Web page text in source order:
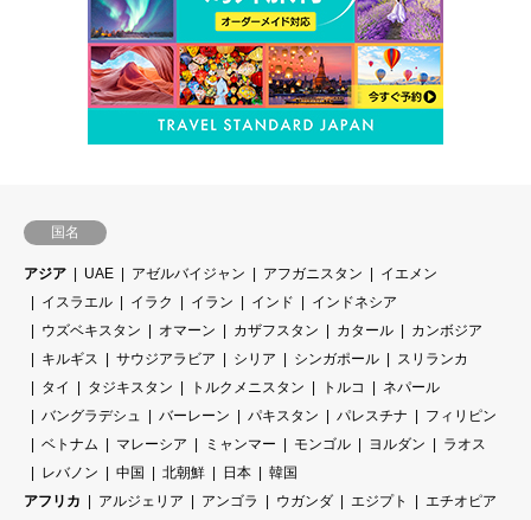
国名
アジア UAE アゼルバイジャン アフガニスタン
イエメン
イスラエル
イラク イラン インド
インドネシア
ウズベキスタン
オマーン カザフスタン カタール
カンボジア
キルギス
サウジアラビア シリア シンガポール
スリランカ
タイ
タジキスタン トルクメニスタン トルコ
ネパール
バングラデシュ
バーレーン パキスタン パレスチナ
フィリピン
ベトナム
マレーシア ミャンマー モンゴル ヨルダン
ラオス
レバノン
中国 北朝鮮 日本
韓国
アフリカ
アルジェリア アンゴラ ウガンダ エジプト
エチオピア